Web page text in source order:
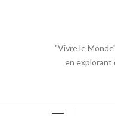
"Vivre le
en explorant